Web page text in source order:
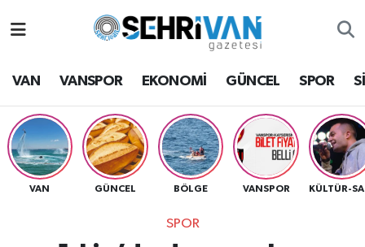
VAN VANSPOR EKONOMİ GÜNCEL SPOR
VAN GÜNCEL BÖLGE VANSPOR
SPOR
Van Hava Durumu
VAN Namaz Vakitleri
Van Trafik Yoğunluk Haritası
Süper Lig Puan Durumu ve Fikstür